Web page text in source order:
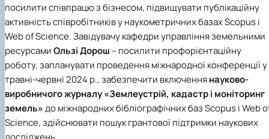
посилити співпрацю з бізнесом, підвищувати публікаційну
активність співробітників у наукометричних базах Scopus і
Web of Science. Завідувачукафедри управління земельними
ресурсамиОльзі Дорош – посилити профорієнтаційну
роботу, запланувати проведення міжнародної конференції у
травні-червні 2024 р., забезпечити включеннянауково-
виробничого журналу «Землеустрій, кадастр і моніторинг
земель»до міжнародних бібліографічних баз Scopus і Web
Science, здійснювати пошук грантової підтримки наукових